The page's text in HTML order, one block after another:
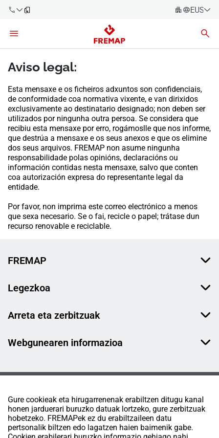
900 61 00
+34 91
919 61 61
900 61 00
61
Español
Valencià
English
Enpresak
Aholkularitza
Langileak
Autonomoak
Gure cookieak eta hirugarrenenak erabiltzen ditugu kanal
honen jarduerari buruzko datuak lortzeko, gure zerbitzuak
hobetzeko. FREMAPek ez du erabiltzaileen datu
pertsonalik biltzen edo lagatzen haien baimenik gabe.
Aviso legal:
Esta mensaxe e os ficheiros adxuntos son confidenciais,
de conformidade coa normativa vixente, e van dirixidos
exclusivamente ao destinatario designado; non deben ser
utilizados por ningunha outra persoa. Se considera que
recibiu esta mensaxe por erro, rogámoslle que nos informe,
que destrúa a mensaxe e os seus anexos e que os elimine
dos seus arquivos. FREMAP non asume ningunha
responsabilidade polas opinións, declaracións ou
información contidas nesta mensaxe, salvo que conten
coa autorización expresa do representante legal da
entidade.
Por favor, non imprima este correo electrónico a menos
que sexa necesario. Se o fai, recicle o papel; trátase dun
recurso renovable e reciclable.
FREMAP
Legezkoa
Arreta eta zerbitzuak
Webgunearen informazioa